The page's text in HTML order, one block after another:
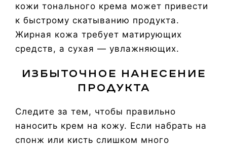
кожи тонального крема может привести
к быстрому скатыванию продукта.
Жирная кожа требует матирующих
средств, а сухая — увлажняющих.
Избыточное нанесение
продукта
Следите за тем, чтобы правильно
наносить крем на кожу. Если набрать на
спонж или кисть слишком много